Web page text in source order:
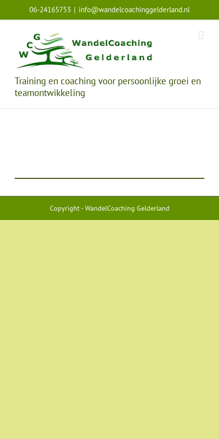
inhoud
06-24165753 | info@wandelcoachinggelderland.nl
Training en coaching voor persoonlijke groei en
teamontwikkeling
Copyright - WandelCoaching Gelderland